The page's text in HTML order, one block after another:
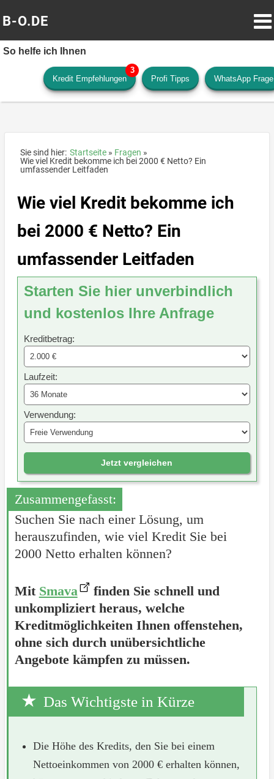
B-O.DE
So helfe ich Ihnen
Kredit Empfehlungen Profi Tipps WhatsApp Frage
Sie sind hier: Startseite
Fragen
Wie viel Kredit bekomme ich bei 2000 € Netto? Ein
umfassender Leitfaden
Wie viel Kredit bekomme ich
bei 2000 € Netto? Ein
umfassender Leitfaden
Starten Sie hier unverbindlich
und kostenlos Ihre Anfrage
Kreditbetrag:
Laufzeit:
Verwendung:
Jetzt vergleichen
Zusammengefasst:
Suchen Sie nach einer Lösung, um
herauszufinden, wie viel Kredit Sie bei
2000 Netto erhalten können?
Mit Smava
finden Sie schnell und
unkompliziert heraus, welche
Kreditmöglichkeiten Ihnen offenstehen,
ohne sich durch unübersichtliche
Angebote kämpfen zu müssen.
Das Wichtigste in Kürze
Die Höhe des Kredits, den Sie bei einem
Nettoeinkommen von 2000 € erhalten können,